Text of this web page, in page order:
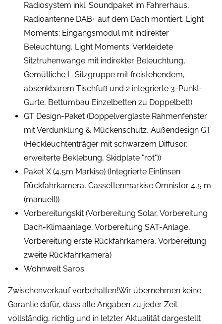
Radiosystem inkl. Soundpaket im Fahrerhaus,
Radioantenne DAB+ auf dem Dach montiert, Light
Moments: Eingangsmodul mit indirekter
Beleuchtung, Light Moments: Verkleidete
Sitztruhenwange mit indirekter Beleuchtung,
Gemütliche L-Sitzgruppe mit freistehendem,
absenkbarem Tischfuß und 2 integrierte 3-Punkt-
Gurte, Bettumbau Einzelbetten zu Doppelbett)
GT Design-Paket (Doppelverglaste Rahmenfenster
mit Verdunklung & Mückenschutz, Außendesign GT
(Heckleuchtenträger mit schwarzem Diffusor,
erweiterte Beklebung, Skidplate "rot"))
Paket X (4,5m Markise) (Integrierte Einlinsen
Rückfahrkamera, Cassettenmarkise Omnistor 4,5 m
(manuell))
Vorbereitungskit (Vorbereitung Solar, Vorbereitung
Dach-Klimaanlage, Vorbereitung SAT-Anlage,
Vorbereitung erste Rückfahrkamera, Vorbereitung
zweite Rückfahrkamera)
Wohnwelt Saros
Zwischenverkauf vorbehalten!Wir übernehmen keine
Garantie dafür, dass alle Angaben zu jeder Zeit
vollständig, richtig und in letzter Aktualität dargestellt